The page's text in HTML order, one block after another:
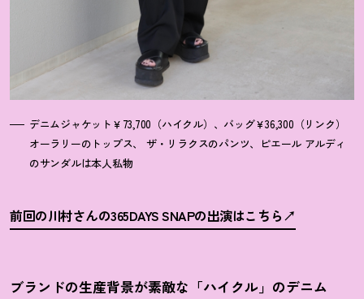
デニムジャケット￥73,700（ハイクル）、バッグ￥36,300（リンク）
オーラリーのトップス、 ザ・リラクスのパンツ、ピエール アルディ
のサンダルは本人私物
前回の川村さんの365DAYS SNAPの出演はこちら
ブランドの生産背景が素敵な「ハイクル」のデニム